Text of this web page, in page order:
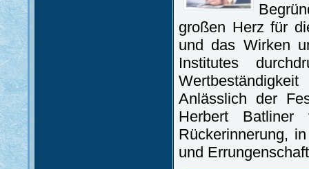
großen Herz für
und das Wirken
Institutes
Anlässlich der
Herbert
Rückerinnerung,
und